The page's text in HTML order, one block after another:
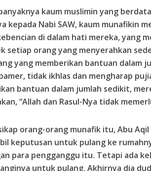
kaum muslimin yang
kepada Nabi SAW, kaum munafikin
di dalam hati mereka, yang
setiap orang yang menyerahkan
yang memberikan bantuan dalam
tidak ikhlas dan mengharap
bantuan dalam jumlah sedikit,
“Allah dan Rasul-Nya tidak
orang-orang munafik itu, Abu
keputusan untuk pulang ke
para pengganggu itu. Tetapi ada
untuk pulang. Akhirnya dia